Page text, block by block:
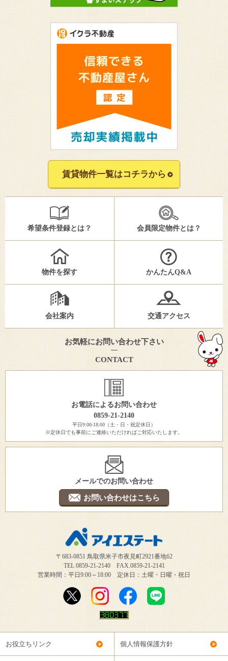
賃貸物件一覧はコチラから
希望条件登録とは？ 会員限定物件とは？
物件を探す かんたんQ&A
会社案内 交通アクセス
お気軽にお問い合わせ下さい
CONTACT
お電話によるお問い合わせ
0859-21-2140
平日9:00-18:00（土・日・祝定休日）
※定休日でも事前にご連絡いただければご対応いたします。
メールでのお問い合わせ
お問い合わせはこちら
〒683-0851 鳥取県米子市夜見町2921番地62
TEL 0859-21-2140 FAX.0859-21-2141
営業時間：平日9:00～18:00 定休日：土曜・日曜・祝日
お役立ちリンク 個人情報保護方針